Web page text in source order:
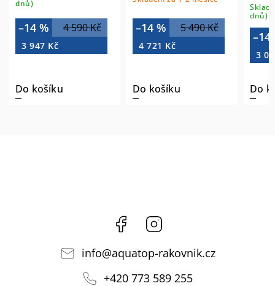
dnů)
4 590 Kč
–14 %
3 947 Kč
Do košíku
5 490 Kč
–14 %
4 721 Kč
Do košíku
dnů)
–14
3
Do
Facebook
info@aquatop-rakovnik.cz
+420 773 589 255